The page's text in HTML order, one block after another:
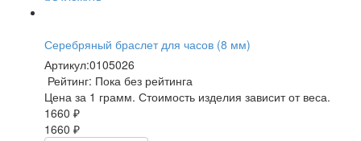
Серебряный браслет для часов (8 мм)
Артикул:0105026
Рейтинг: Пока без рейтинга
Цена за 1 грамм. Стоимость изделия зависит от веса.
1660 ₽
1660 ₽